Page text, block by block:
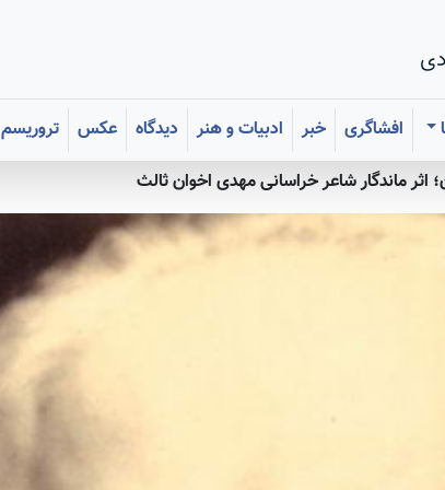
افشاگری خبر ادبیات و هنر دیدگاه عکس تروریسم
اثر ماندگار شاعر خراسانی مهدی اخوان ثالث